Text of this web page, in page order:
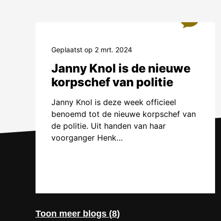
Geplaatst op 2 mrt. 2024
Janny Knol is de nieuwe
korpschef van politie
Janny Knol is deze week officieel
benoemd tot de nieuwe korpschef van
de politie. Uit handen van haar
voorganger Henk…
Toon meer blogs (8)
In Anders
maar
blogs
vaak
digitale
wanneer
hoeven